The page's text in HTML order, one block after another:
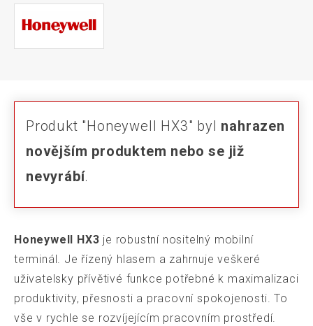
Produkt "Honeywell HX3" byl nahrazen
novějším produktem nebo se již
nevyrábí.
Honeywell HX3 je robustní nositelný mobilní
terminál. Je řízený hlasem a zahrnuje veškeré
uživatelsky přívětivé funkce potřebné k maximalizaci
produktivity, přesnosti a pracovní spokojenosti. To
vše v rychle se rozvíjejícím pracovním prostředí.